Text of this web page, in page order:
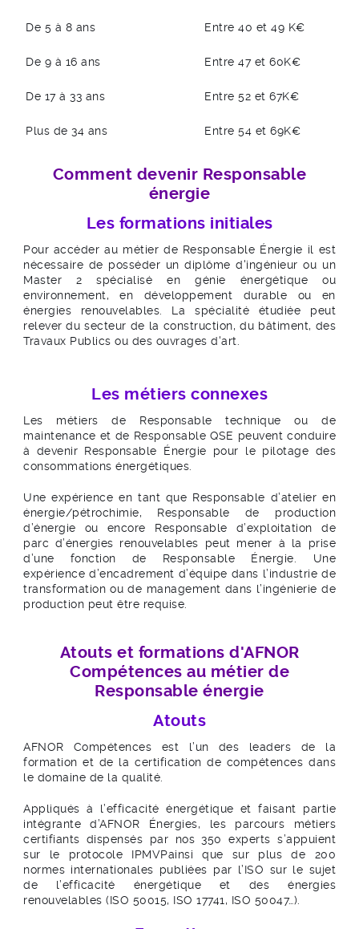
De 5 à 8 ans Entre 40 et 49 K€
De 9 à 16 ans Entre 47 et 60K€
De 17 à 33 ans Entre 52 et 67K€
Plus de 34 ans Entre 54 et 69K€
Comment devenir Responsable
énergie
Les formations initiales
Pour accéder au métier de Responsable Énergie il est
nécessaire de posséder un diplôme d'ingénieur ou un
Master 2 spécialisé en génie énergétique ou
environnement, en développement durable ou en
énergies renouvelables. La spécialité étudiée peut
relever du secteur de la construction, du bâtiment, des
Travaux Publics ou des ouvrages d'art.
Les métiers connexes
Les métiers de Responsable technique ou de
maintenance et de Responsable QSE peuvent conduire
à devenir Responsable Énergie pour le pilotage des
consommations énergétiques.
Une expérience en tant que Responsable d’atelier en
énergie/pétrochimie, Responsable de production
d’énergie ou encore Responsable d’exploitation de
parc d’énergies renouvelables peut mener à la prise
d’une fonction de Responsable Énergie. Une
expérience d’encadrement d’équipe dans l’industrie de
transformation ou de management dans l’ingénierie de
production peut être requise.
Atouts et formations d'AFNOR
Compétences au métier de
Responsable énergie
Atouts
AFNOR Compétences est l’un des leaders de la
formation et de la certification de compétences dans
le domaine de la qualité.
Appliqués à l’efficacité énergétique et faisant partie
intégrante d’AFNOR Énergies, les parcours métiers
certifiants dispensés par nos 350 experts s’appuient
sur le protocole IPMVPainsi que sur plus de 200
normes internationales publiées par l’ISO sur le sujet
de l’efficacité énergétique et des énergies
renouvelables (ISO 50015, ISO 17741, ISO 50047…).